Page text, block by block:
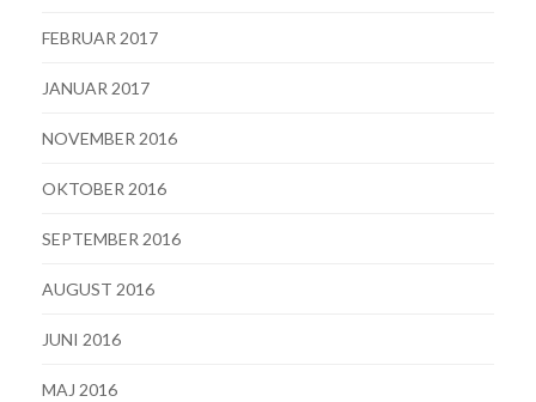
FEBRUAR 2017
JANUAR 2017
NOVEMBER 2016
OKTOBER 2016
SEPTEMBER 2016
AUGUST 2016
JUNI 2016
MAJ 2016